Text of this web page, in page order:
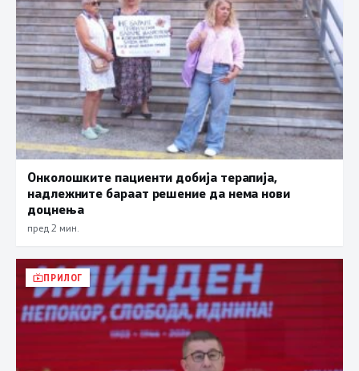
Онколошките пациенти добија терапија,
надлежните бараат решение да нема нови
доцнења
пред 2 мин.
ПРИЛОГ